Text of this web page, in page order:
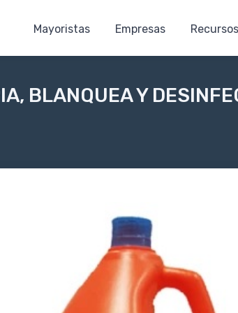
Mayoristas Empresas Recursos
BLANQUEA Y